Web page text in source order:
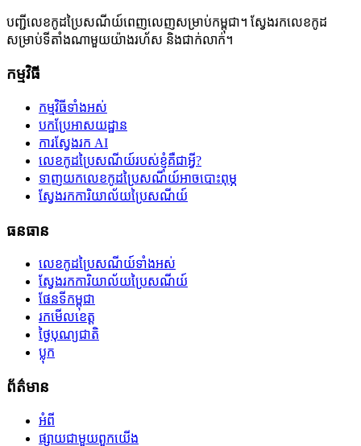
បញ្ជីលេខកូដប្រៃសណីយ៍ពេញលេញសម្រាប់កម្ពុជា។ ស្វែងរកលេខកូដ
សម្រាប់ទីតាំងណាមួយយ៉ាងរហ័ស និងជាក់លាក់។
កម្មវិធី
កម្មវិធីទាំងអស់
បកប្រែអាសយដ្ឋាន
ការស្វែងរក AI
លេខកូដប្រៃសណីយ៍របស់ខ្ញុំគឺជាអ្វី?
ទាញយកលេខកូដប្រៃសណីយ៍អាចបោះពុម្ភ
ស្វែងរកការិយាល័យប្រៃសណីយ៍
ធនធាន
លេខកូដប្រៃសណីយ៍ទាំងអស់
ស្វែងរកការិយាល័យប្រៃសណីយ៍
ផែនទីកម្ពុជា
រកមើលខេត្ត
ថ្ងៃបុណ្យជាតិ
ប្លុក
ព័ត៌មាន
អំពី
ផ្សាយជាមួយពួកយើង